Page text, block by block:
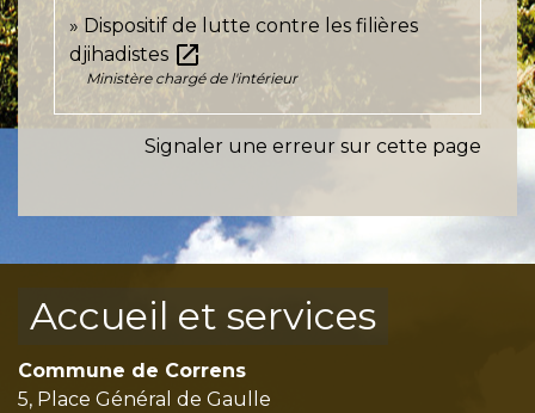
Dispositif de lutte contre les filières
djihadistes open_in_new
Ministère chargé de l'intérieur
Signaler une erreur sur cette page
Accueil et services
Commune de Correns
5, Place Général de Gaulle